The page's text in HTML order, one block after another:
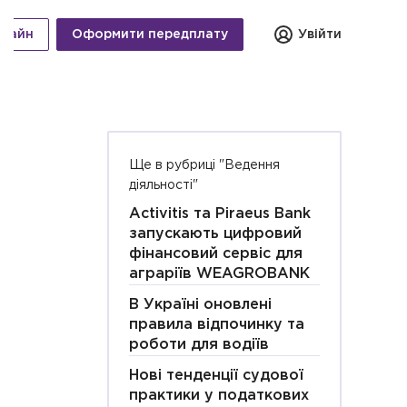
Оформити передплату Увійти
Ще в рубриці "Ведення
діяльності"
Activitis та Piraeus Bank
запускають цифровий
фінансовий сервіс для
аграріїв WEAGROBANK
В Україні оновлені
правила відпочинку та
роботи для водіїв
Нові тенденції судової
практики у податкових